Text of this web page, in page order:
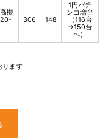
槻
306 148
1円パチ
ンコ増台
（116台
→150台
へ）
ります